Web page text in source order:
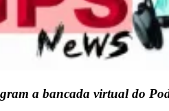
a bancada virtual do